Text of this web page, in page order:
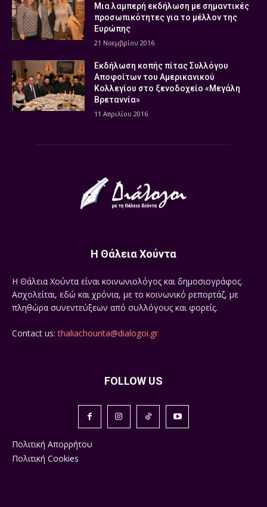
Μια λαμπερή εκδήλωση με σημαντικές
προσωπικότητες για το μέλλον της
Ευρώπης
21 Νοεμβρίου 2016
Εκδήλωση κοπής πίτας Συλλόγου
Αποφοίτων του Αμερικανικού
Κολλεγίου στο ξενοδοχείο «Μεγάλη
Βρεταννία»
11 Απριλίου 2016
Η Θάλεια Χούντα
Η Θάλεια Χούντα είναι κοινωνιολόγος και δημοσιογράφος.
Ασχολείται, εδώ και χρόνια, με το κοινωνικό ρεπορτάζ, με
πληθώρα συνεντεύξεων από συλλόγους και φορείς.
Contact us:thaliachounta@dialogoi.gr
FOLLOW US
Πολιτική Απορρήτου
Πολιτική Cookies